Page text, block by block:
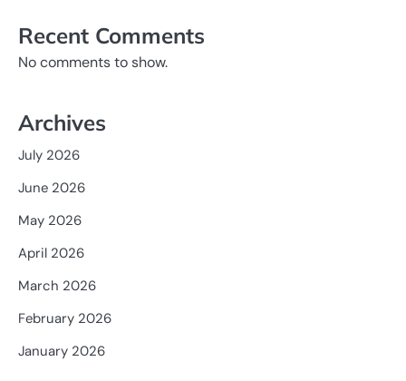
Recent Comments
No comments to show.
Archives
July 2026
June 2026
May 2026
April 2026
March 2026
February 2026
January 2026